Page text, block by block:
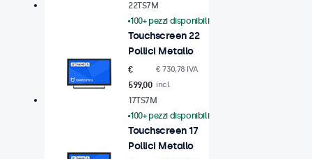
Touchscreen 22
Pollici Metallo
22TS7M
100+ pezzi disponibili
€
599,00
€ 730,78 IVA
incl.
Touchscreen 17
Pollici Metallo
17TS7M
100+ pezzi disponibili